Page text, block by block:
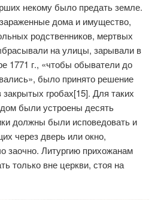
некому было предать земле.
дома и имущество,
родственников, мертвых
на улицы, зарывали в
1771 г., «чтобы обыватели до
было принято решение
гробах[15]. Для таких
были устроены десять
должны были исповедовать и
через дверь или окно,
заочно. Литургию прихожанам
только вне церкви, стоя на